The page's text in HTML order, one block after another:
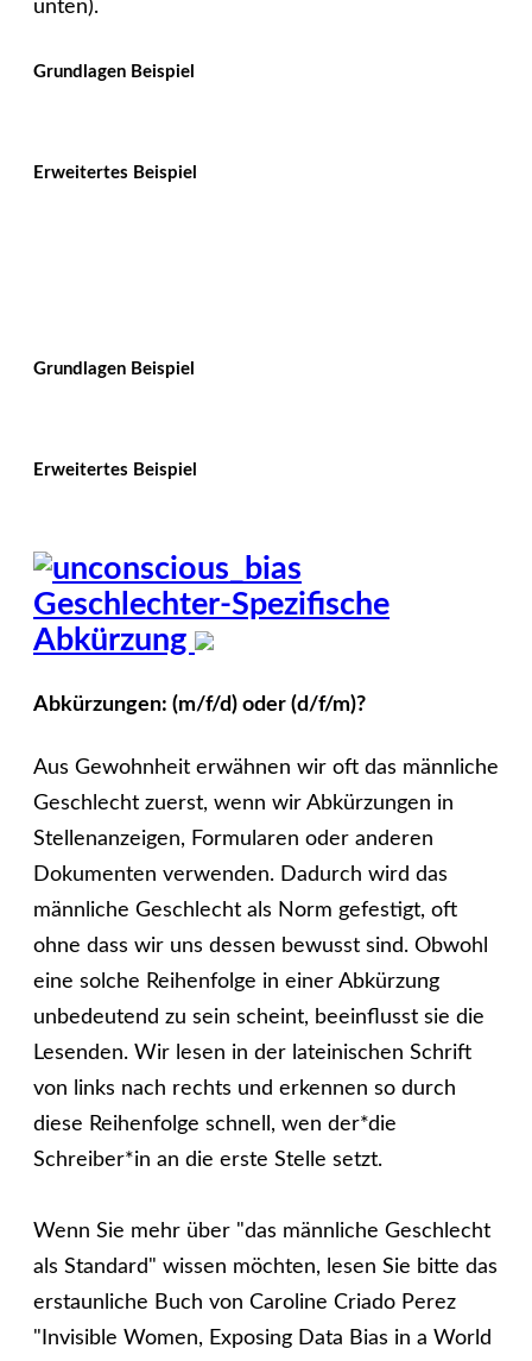
unten).
Grundlagen Beispiel
Erweitertes Beispiel
Grundlagen Beispiel
Erweitertes Beispiel
Geschlechter-Spezifische
Abkürzung
Abkürzungen: (m/f/d) oder (d/f/m)?
Aus Gewohnheit erwähnen wir oft das männliche
Geschlecht zuerst, wenn wir Abkürzungen in
Stellenanzeigen, Formularen oder anderen
Dokumenten verwenden. Dadurch wird das
männliche Geschlecht als Norm gefestigt, oft
ohne dass wir uns dessen bewusst sind. Obwohl
eine solche Reihenfolge in einer Abkürzung
unbedeutend zu sein scheint, beeinflusst sie die
Lesenden. Wir lesen in der lateinischen Schrift
von links nach rechts und erkennen so durch
diese Reihenfolge schnell, wen der*die
Schreiber*in an die erste Stelle setzt.
Wenn Sie mehr über "das männliche Geschlecht
als Standard" wissen möchten, lesen Sie bitte das
erstaunliche Buch von Caroline Criado Perez
"Invisible Women, Exposing Data Bias in a World